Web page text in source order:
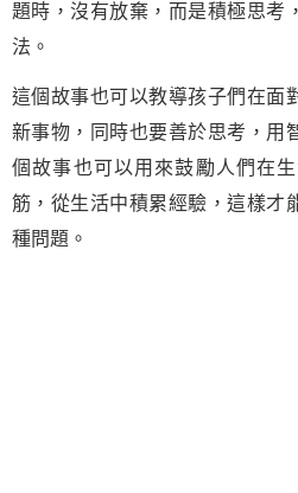
題時，沒有放棄，而是積極思考
法。
這個故事也可以教導孩子們在面
新事物，同時也要善於思考，用
個故事也可以用來鼓勵人們在
筋，從生活中積累經驗，這樣才
種問題。